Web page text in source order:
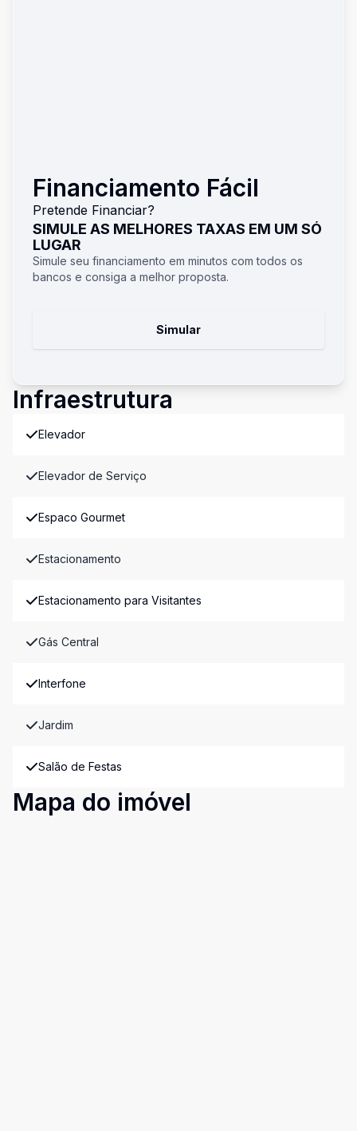
Financiamento Fácil
Pretende Financiar?
SIMULE AS MELHORES TAXAS EM UM SÓ
LUGAR
Simule seu financiamento em minutos com todos os
bancos e consiga a melhor proposta.
Simular
Infraestrutura
Elevador
Elevador de Serviço
Espaco Gourmet
Estacionamento
Estacionamento para Visitantes
Gás Central
Interfone
Jardim
Salão de Festas
Mapa do imóvel